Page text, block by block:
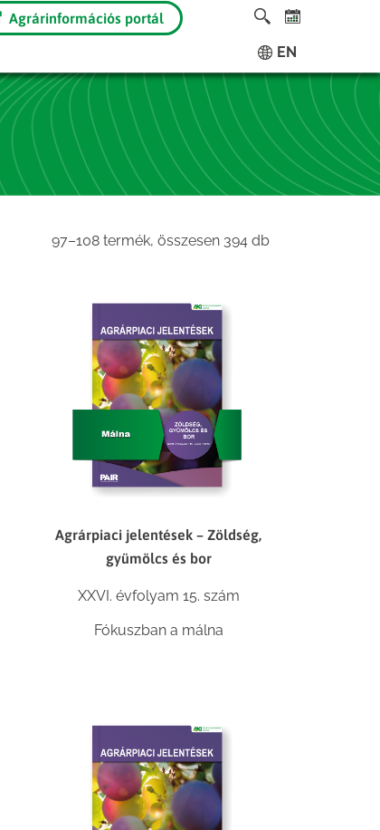
Agrárinformációs portál
EN
97–108 termék, összesen 394 dbSorted
Agrárpiaci jelentések – Zöldség,
gyümölcs és bor
XXVI. évfolyam 15. szám
Fókuszban a málna